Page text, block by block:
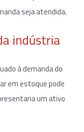
seja atendida.
indústria
à demanda do
em estoque pode
um ativo